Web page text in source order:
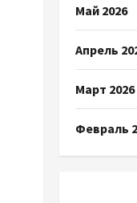
Май 2026
Апрель
Март 2026
Февраль